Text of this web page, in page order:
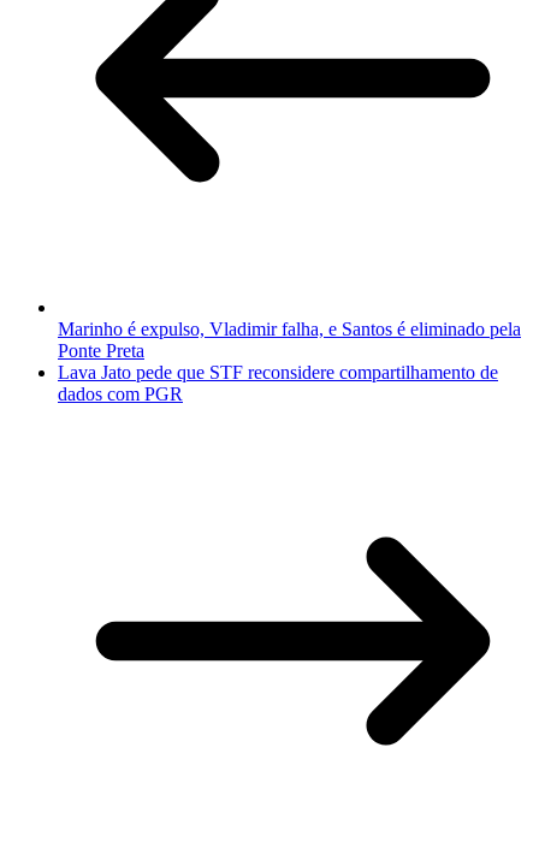
Marinho é expulso, Vladimir falha, e Santos é eliminado pela
Ponte Preta
Lava Jato pede que STF reconsidere compartilhamento de
dados com PGR